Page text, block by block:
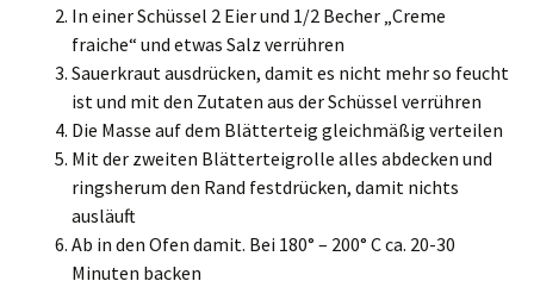
In einer Schüssel 2 Eier und 1/2 Becher „Creme
fraiche“ und etwas Salz verrühren
Sauerkraut ausdrücken, damit es nicht mehr so feucht
ist und mit den Zutaten aus der Schüssel verrühren
Die Masse auf dem Blätterteig gleichmäßig verteilen
Mit der zweiten Blätterteigrolle alles abdecken und
ringsherum den Rand festdrücken, damit nichts
ausläuft
Ab in den Ofen damit. Bei 180° – 200° C ca. 20-30
Minuten backen